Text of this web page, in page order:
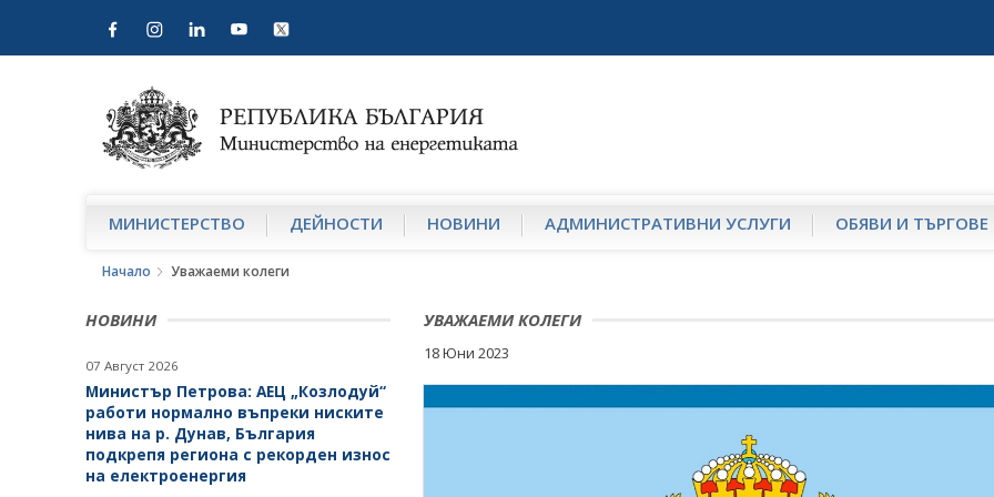
МИНИСТЕРСТВО ДЕЙНОСТИ НОВИНИ АДМИНИСТРАТИВНИ УСЛУГИ ОБЯВИ И ТЪРГОВЕ
Начало Уважаеми колеги
НОВИНИ
07 Август 2026
Министър Петрова: АЕЦ „Козлодуй“
работи нормално въпреки ниските
нива на р. Дунав, България
подкрепя региона с рекорден износ
на електроенергия
УВАЖАЕМИ КОЛЕГИ
18 Юни 2023